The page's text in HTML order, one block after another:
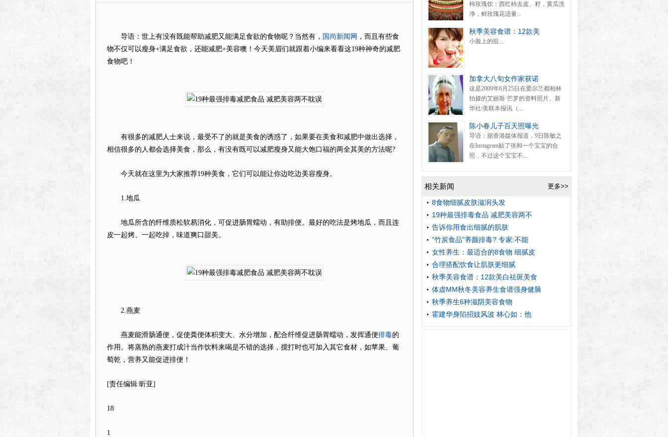
导语：世上有没有既能帮助减肥又能满足食欲的食物呢？当然有， 国尚新闻网 ，而且有些食
物不仅可以瘦身+满足食欲，还能减肥+美容噢！今天美眉们就跟着小编来看看这19种神奇的减肥
食物吧！
有很多的减肥人士来说，最受不了的就是美食的诱惑了，如果要在美食和减肥中做出选择，
相信很多的人都会选择美食，那么，有没有既可以减肥瘦身又能大饱口福的两全其美的方法呢?
今天就在这里为大家推荐19种美食，它们可以能让你边吃边美容瘦身。
1.地瓜
地瓜所含的纤维质松软易消化，可促进肠胃蠕动，有助排便。最好的吃法是烤地瓜，而且连
皮一起烤、一起吃掉，味道爽口甜美。
2.燕麦
燕麦能滑肠通便，促使粪便体积变大、水分增加，配合纤维促进肠胃蠕动，发挥通便排毒的
作用。将蒸熟的燕麦打成汁当作饮料来喝是不错的选择，搅打时也可加入其它食材，如苹果、葡
萄乾，营养又能促进排便！
[责任编辑:昕亚]
18
1
柿玫瑰饮：西红柿去皮、籽，黄瓜洗
净，鲜玫瑰花适量...
秋季美容食谱：12款美
小脸上的痘...
加拿大八旬女作家获诺
这是2009年6月25日在爱尔兰都柏林
拍摄的艾丽斯·芒罗的资料照片。新
华社/美联本报讯（...
陈小春儿子百天照曝光
导语：据香港媒体报道，9日陈敏之
在Instagram贴了张和一个宝宝的合
照，不过这个宝宝不...
更多>>
相关新闻
8食物细腻皮肤滋润头发
19种最强排毒食品 减肥美容两不
告诉你用食出细腻的肌肤
"竹炭食品"养颜排毒? 专家:不能
女性养生：最适合的8食物 细腻皮
合理搭配饮食让肌肤更细腻
秋季美容食谱：12款美白祛斑美食
体虚MM秋冬美容养生食谱强身健脑
秋季养生6种滋阴美容食物
霍建华身陷招妓风波 林心如：他